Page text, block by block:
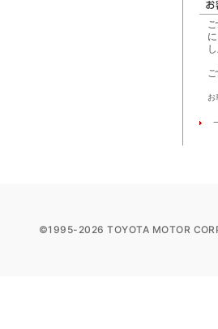
お
©1995-2026 TOYOTA MOTOR